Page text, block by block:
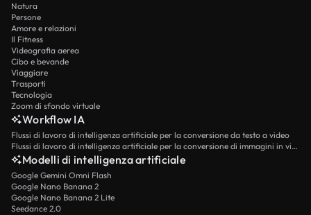
Natura
Persone
Amore e relazioni
Il Fitness
Videografia aerea
Cibo e bevande
Viaggiare
Trasporti
Tecnologia
Zoom di sfondo virtuale
Workflow IA
Flussi di lavoro di intelligenza artificiale per la conversione da testo a video
Flussi di lavoro di intelligenza artificiale per la conversione di immagini in video
Modelli di intelligenza artificiale
Google Gemini Omni Flash
Google Nano Banana 2
Google Nano Banana 2 Lite
Seedance 2.0